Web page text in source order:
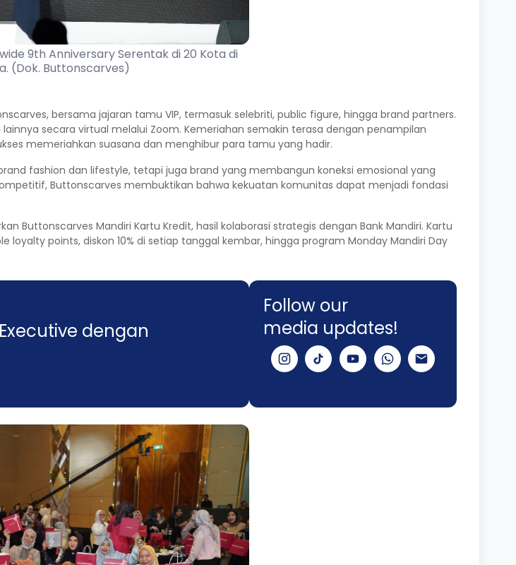
9th Anniversary Serentak di 20 Kota di
(Dok. Buttonscarves)
bersama jajaran tamu VIP, termasuk selebriti, public figure, hingga brand partners.
secara virtual melalui Zoom. Kemeriahan semakin terasa dengan penampilan
memeriahkan suasana dan menghibur para tamu yang hadir.
fashion dan lifestyle, tetapi juga brand yang membangun koneksi emosional yang
Buttonscarves membuktikan bahwa kekuatan komunitas dapat menjadi fondasi
Buttonscarves Mandiri Kartu Kredit, hasil kolaborasi strategis dengan Bank Mandiri. Kartu
points, diskon 10% di setiap tanggal kembar, hingga program Monday Mandiri Day
dengan
Follow our
media updates!